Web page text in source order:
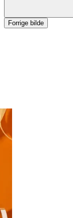
Tilbud
Forrige bilde